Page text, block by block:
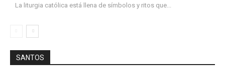
La liturgia católica está llena de símbolos y ritos que...
SANTOS